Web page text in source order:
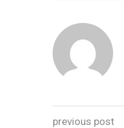
previous post